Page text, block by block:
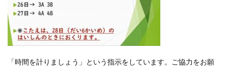
「時間を計りましょう」という指示をしています。ご協力をお願